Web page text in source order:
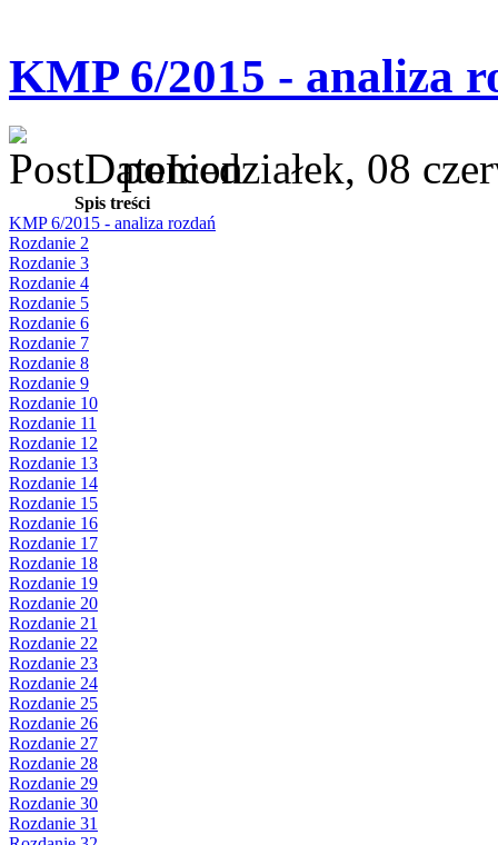
KMP 6/2015 - analiza
poniedziałek, 08
Spis treści
KMP 6/2015 - analiza rozdań
Rozdanie 2
Rozdanie 3
Rozdanie 4
Rozdanie 5
Rozdanie 6
Rozdanie 7
Rozdanie 8
Rozdanie 9
Rozdanie 10
Rozdanie 11
Rozdanie 12
Rozdanie 13
Rozdanie 14
Rozdanie 15
Rozdanie 16
Rozdanie 17
Rozdanie 18
Rozdanie 19
Rozdanie 20
Rozdanie 21
Rozdanie 22
Rozdanie 23
Rozdanie 24
Rozdanie 25
Rozdanie 26
Rozdanie 27
Rozdanie 28
Rozdanie 29
Rozdanie 30
Rozdanie 31